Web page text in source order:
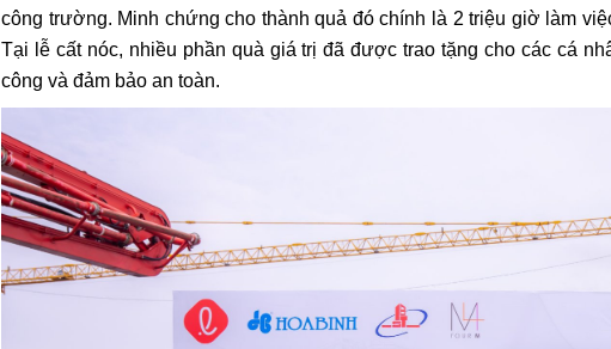
công trường. Minh chứng cho thành quả đó chính là 2 triệu giờ làm
Tại lễ cất nóc, nhiều phần quà giá trị đã được trao tặng cho các cá
công và đảm bảo an toàn.